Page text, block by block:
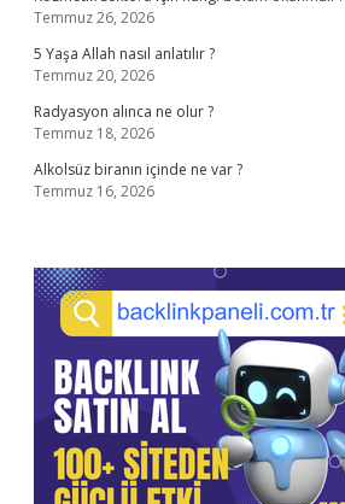
Temmuz 26, 2026
5 Yaşa Allah nasıl anlatılır ?
Temmuz 20, 2026
Radyasyon alınca ne olur ?
Temmuz 18, 2026
Alkolsüz biranın içinde ne var ?
Temmuz 16, 2026